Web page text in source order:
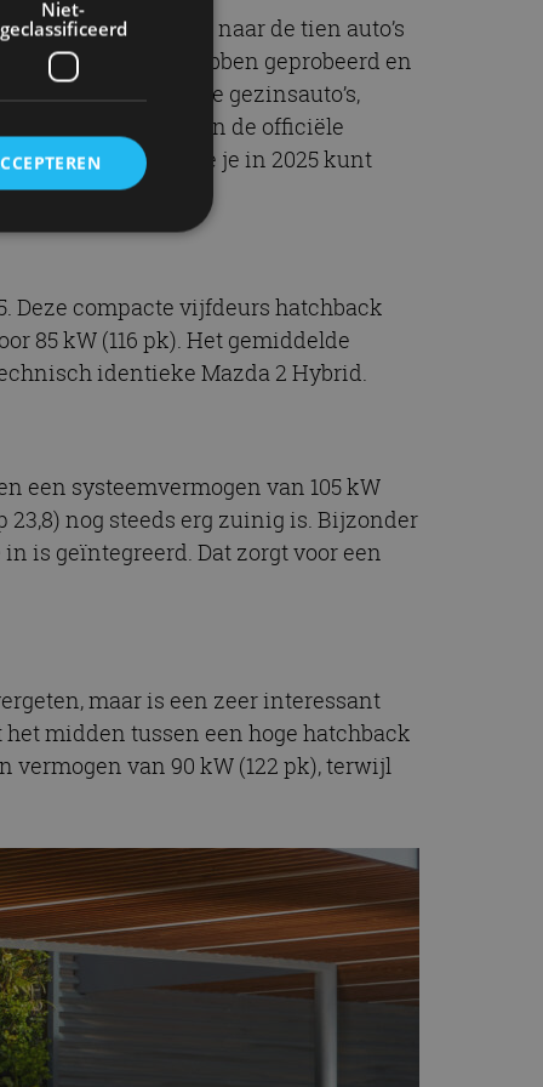
we niet alleen naar de tien auto’s
bestaan. We hebben geprobeerd en
daarom ook ruime gezinsauto’s,
zijn de officiële
modellen die je in 2025 kunt
Deze compacte vijfdeurs hatchback
85 kW (116 pk). Het gemiddelde
identieke Mazda 2 Hybrid.
een systeemvermogen van 105 kW
nog steeds erg zuinig is. Bijzonder
is geïntegreerd. Dat zorgt voor een
maar is een zeer interessant
midden tussen een hoge hatchback
van 90 kW (122 pk), terwijl
Niet-
geclassificeerd
en
van de
service om de
- wat een
van
te onderscheiden
te
leveren, zoals
die de
uit over hoe
die de